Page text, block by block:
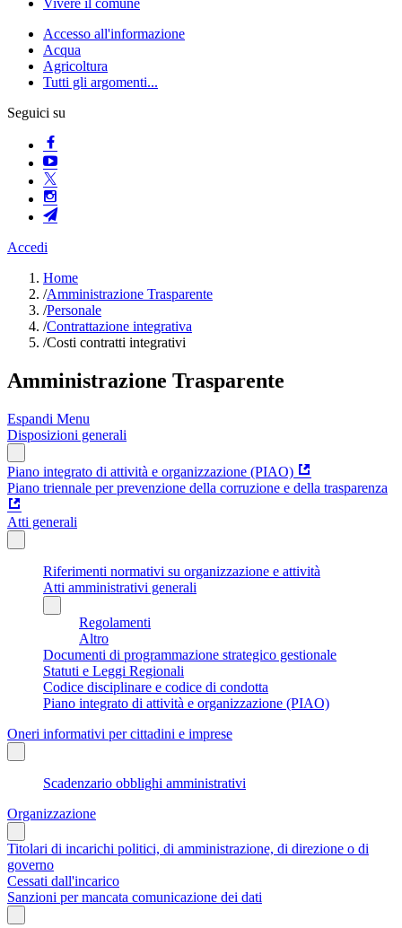
Vivere il comune
Accesso all'informazione
Acqua
Agricoltura
Tutti gli argomenti...
Seguici su
Accedi
Home
/Amministrazione Trasparente
/Personale
/Contrattazione integrativa
/Costi contratti integrativi
Amministrazione Trasparente
Espandi Menu
Disposizioni generali
Piano integrato di attività e organizzazione (PIAO)
Piano triennale per prevenzione della corruzione e della trasparenza
Atti generali
Riferimenti normativi su organizzazione e attività
Atti amministrativi generali
Regolamenti
Altro
Documenti di programmazione strategico gestionale
Statuti e Leggi Regionali
Codice disciplinare e codice di condotta
Piano integrato di attività e organizzazione (PIAO)
Oneri informativi per cittadini e imprese
Scadenzario obblighi amministrativi
Organizzazione
Titolari di incarichi politici, di amministrazione, di direzione o di
governo
Cessati dall'incarico
Sanzioni per mancata comunicazione dei dati